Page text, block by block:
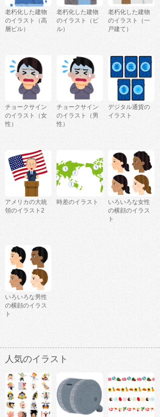
老朽化した建物
のイラスト（高
層ビル）
老朽化した建物
のイラスト（ビ
ル）
老朽化した建物
のイラスト（一
戸建て）
チョークサイン
のイラスト（女
性）
チョークサイン
のイラスト（男
性）
デジタル通貨の
イラスト
アメリカの大統
領のイラスト2
時差のイラスト
いろいろな女性
の横顔のイラス
ト
いろいろな男性
の横顔のイラス
ト
人気のイラスト